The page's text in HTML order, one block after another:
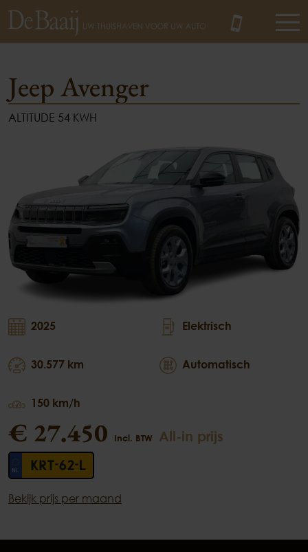
Jeep Avenger
ALTITUDE 54 KWH
2025
30.577 km
150 km/h
Elektrisch
Automatisch
€ 27.450 Incl. BTW All-in prijs
KRT-62-L
Bekijk prijs per maand